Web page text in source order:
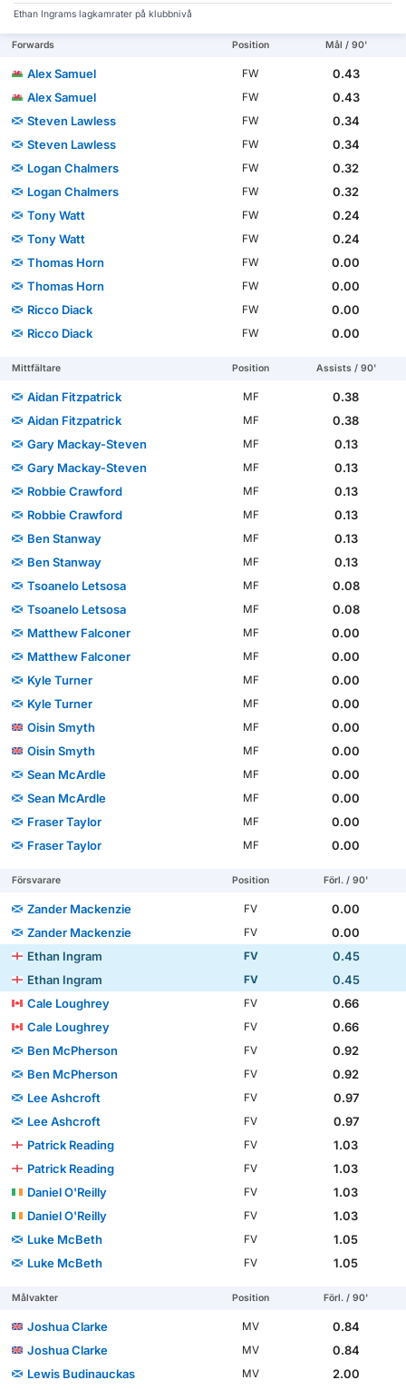
Ethan Ingrams lagkamrater på klubbnivå
Forwards Position Mål / 90'
Alex Samuel FW
0.43
Alex Samuel
FW
0.43
Steven Lawless
FW
0.34
Steven Lawless
FW
0.34
Logan Chalmers
FW
0.32
Logan Chalmers
FW
0.32
Tony Watt
FW
0.24
Tony Watt
FW
0.24
Thomas Horn
FW
0.00
Thomas Horn
FW
0.00
Ricco Diack
FW
0.00
Ricco Diack
FW 0.00
Mittfältare Position Assists / 90'
Aidan Fitzpatrick MF
0.38
Aidan Fitzpatrick
MF
0.38
Gary Mackay-Steven
MF
0.13
Gary Mackay-Steven
MF
0.13
Robbie Crawford
MF
0.13
Robbie Crawford
MF
0.13
Ben Stanway
MF
0.13
Ben Stanway
MF
0.13
Tsoanelo Letsosa
MF
0.08
Tsoanelo Letsosa
MF
0.08
Matthew Falconer
MF
0.00
Matthew Falconer
MF
0.00
Kyle Turner
MF
0.00
Kyle Turner
MF
0.00
Oisin Smyth
MF
0.00
Oisin Smyth
MF
0.00
Sean McArdle
MF
0.00
Sean McArdle
MF
0.00
Fraser Taylor
MF
0.00
Fraser Taylor
MF 0.00
Försvarare Position Förl. / 90'
Zander Mackenzie FV
0.00
Zander Mackenzie
FV
0.00
Ethan Ingram
FV
0.45
Ethan Ingram
FV
0.45
Cale Loughrey
FV
0.66
Cale Loughrey
FV
0.66
Ben McPherson
FV
0.92
Ben McPherson
FV
0.92
Lee Ashcroft
FV
0.97
Lee Ashcroft
FV
0.97
Patrick Reading
FV
1.03
Patrick Reading
FV
1.03
Daniel O'Reilly
FV
1.03
Daniel O'Reilly
FV
1.03
Luke McBeth
FV
1.05
Luke McBeth
FV 1.05
Målvakter Position Förl. / 90'
Joshua Clarke MV
0.84
Joshua Clarke
MV
0.84
Lewis Budinauckas
MV
2.00